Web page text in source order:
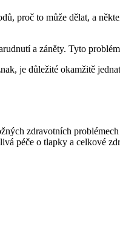
proč to může dělat, a
a záněty. Tyto
je důležité okamžitě
zdravotních
péče o tlapky a celkové